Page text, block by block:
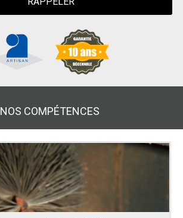
NOS COMPÉTENCES